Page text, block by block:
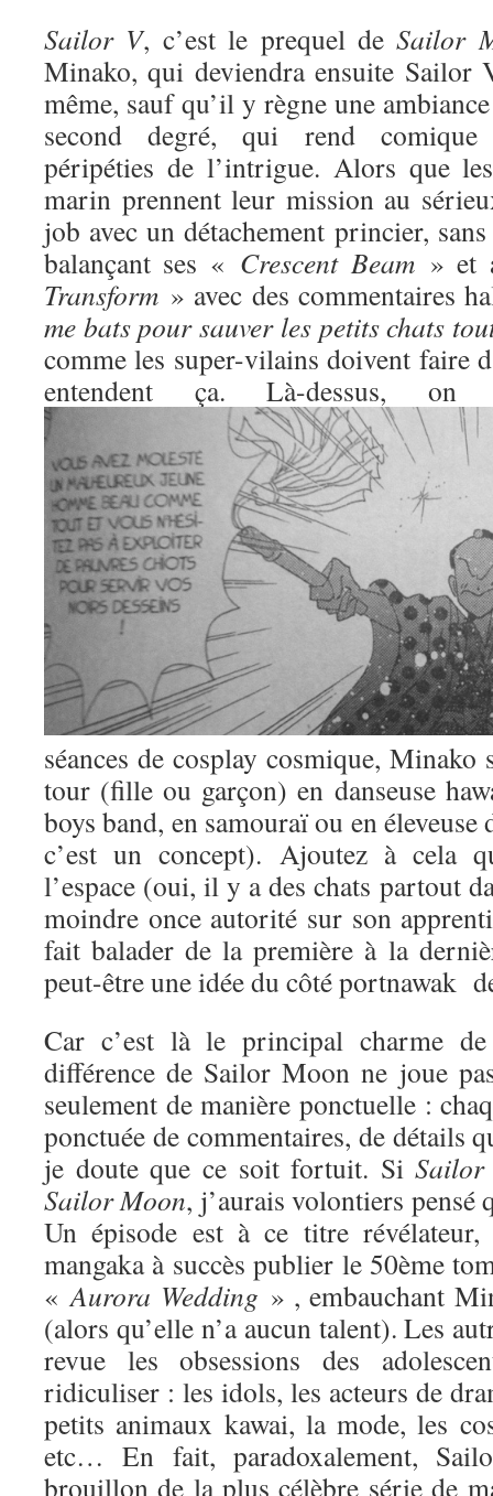
Sailor V, c’est le prequel deSailor
Minako, qui deviendra ensuite Sailor
même, sauf qu’il y règne une
second degré, qui rend comique
péripéties de l’intrigue. Alors que
marin prennent leur mission au
job avec un détachement princier,
balançant ses « Crescent Beam» et
Transform » avec des commentaires
me bats pour sauver les petits chats
comme les super-vilains doivent faire
entendent ça. Là-dessus,
séances de cosplay cosmique,
tour (fille ou garçon) en danseuse
boys band, en samouraï ou en éleveuse
c’est un concept). Ajoutez à cela
l’espace (oui, il y a des chats partout
moindre once autorité sur son
fait balader de la première à la
peut-être une idée du côté portnawak
Car c’est là le principal charme
différence de Sailor Moon ne joue
seulement de manière ponctuelle :
ponctuée de commentaires, de détails
je doute que ce soit fortuit. Si
Sailor Moon, j’aurais volontiers pensé
Un épisode est à ce titre
mangaka à succès publier le 50ème
«Aurora Wedding » , embauchant
(alors qu’elle n’a aucun talent). Les
revue les obsessions des
ridiculiser : les idols, les acteurs de
petits animaux kawai, la mode, les
etc… En fait, paradoxalement,
brouillon de la plus célèbre série de